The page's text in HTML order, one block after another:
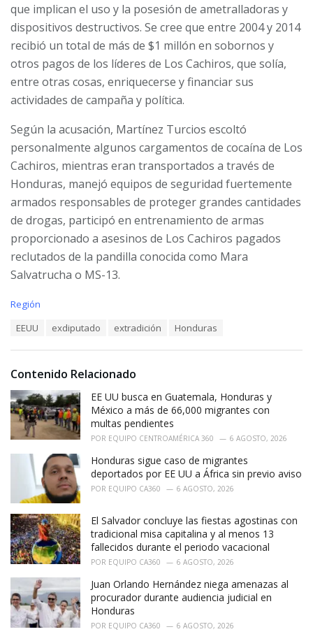
que implican el uso y la posesión de ametralladoras y
dispositivos destructivos. Se cree que entre 2004 y 2014
recibió un total de más de $1 millón en sobornos y
otros pagos de los líderes de Los Cachiros, que solía,
entre otras cosas, enriquecerse y financiar sus
actividades de campaña y política.
Según la acusación, Martínez Turcios escoltó
personalmente algunos cargamentos de cocaína de Los
Cachiros, mientras eran transportados a través de
Honduras, manejó equipos de seguridad fuertemente
armados responsables de proteger grandes cantidades
de drogas, participó en entrenamiento de armas
proporcionado a asesinos de Los Cachiros pagados
reclutados de la pandilla conocida como Mara
Salvatrucha o MS-13.
C
r
i
e
s
Región
:
EEUU exdiputado extradición Honduras
Contenido Relacionado
EE UU busca en Guatemala, Honduras y
México a más de 66,000 migrantes con
multas pendientes
POR EQUIPO CENTROAMÉRICA 360 6 AGOSTO, 2026
Honduras sigue caso de migrantes
deportados por EE UU a África sin previo aviso
POR EQUIPO CA360 6 AGOSTO, 2026
El Salvador concluye las fiestas agostinas con
tradicional misa capitalina y al menos 13
fallecidos durante el periodo vacacional
POR EQUIPO CA360 6 AGOSTO, 2026
Juan Orlando Hernández niega amenazas al
procurador durante audiencia judicial en
Honduras
POR EQUIPO CA360 6 AGOSTO, 2026